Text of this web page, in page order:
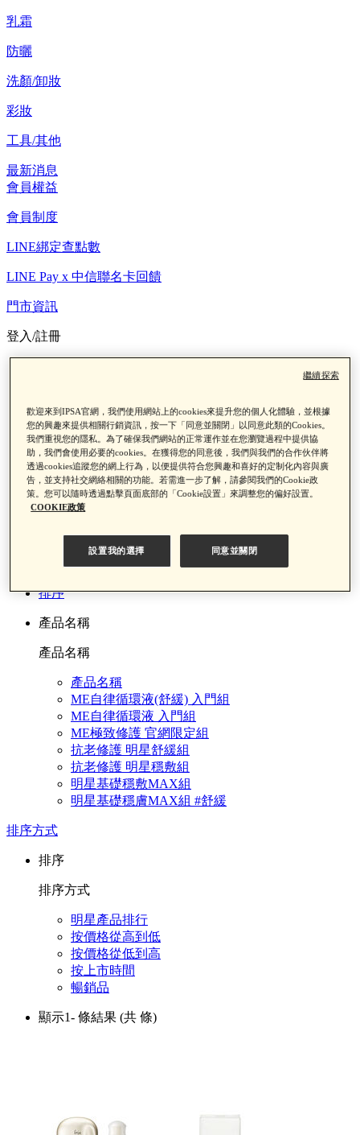
乳霜
防曬
洗顏/卸妝
彩妝
工具/其他
最新消息
會員權益
會員制度
LINE綁定查點數
LINE Pay x 中信聯名卡回饋
門市資訊
登入/註冊
0
首頁
【ME組合】
排序
產品名稱
產品名稱
產品名稱
ME自律循環液(舒緩) 入門組
ME自律循環液 入門組
ME極致修護 官網限定組
抗老修護 明星舒緩組
抗老修護 明星穩敷組
明星基礎穩敷MAX組
明星基礎穩膚MAX組 #舒緩
排序方式
排序
排序方式
明星產品排行
按價格從高到低
按價格從低到高
按上市時間
暢銷品
顯示1- 條結果 (共 條)
歡迎來到IPSA官網，我們使用網站上的cookies來提升您的個人化體驗，並根據
您的興趣來提供相關行銷資訊，按一下「同意並關閉」以同意此類的Cookies。
我們重視您的隱私。為了確保我們網站的正常運作並在您瀏覽過程中提供協
助，我們會使用必要的cookies。在獲得您的同意後，我們與我們的合作伙伴將
透過cookies追蹤您的網上行為，以便提供符合您興趣和喜好的定制化內容與廣
告，並支持社交網絡相關的功能。若需進一步了解，請參閱我們的Cookie政
策。您可以隨時透過點擊頁面底部的「Cookie設置」來調整您的偏好設置。
COOKIE政策
設置我的選擇 同意並關閉
繼續探索